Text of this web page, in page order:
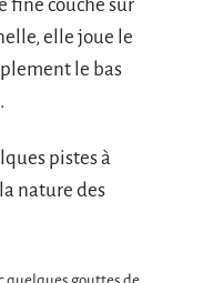
fine couche sur
elle joue le
le bas
pistes à
nature des
quelques gouttes de